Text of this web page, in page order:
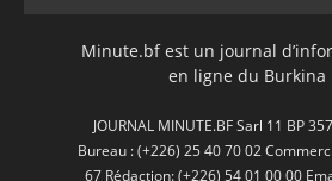
Minute.bf est un journal
en ligne du Burkina
JOURNAL MINUTE.BF Sarl 11 BP
Bureau : (+226) 25 40 70 02
67 Rédaction: (+226) 54 01 00 00